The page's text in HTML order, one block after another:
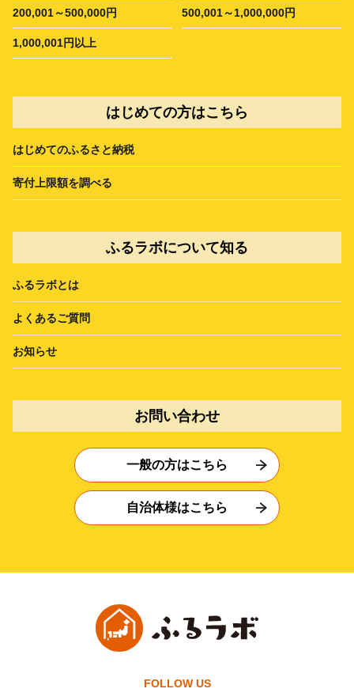
200,001～500,000円 500,001～1,000,000円
1,000,001円以上
はじめての方はこちら
はじめてのふるさと納税
寄付上限額を調べる
ふるラボについて知る
ふるラボとは
よくあるご質問
お知らせ
お問い合わせ
一般の方はこちら
自治体様はこちら
FOLLOW US